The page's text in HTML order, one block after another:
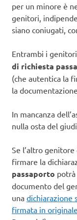
per un minore è
genitori,
siano coniugati,
Entrambi i
di richiesta
(che autentica la
la documentazione.
In mancanza
nulla osta del
Se l’altro
firmare la
passaporto
documento del
una dichiarazione
firmata in originale